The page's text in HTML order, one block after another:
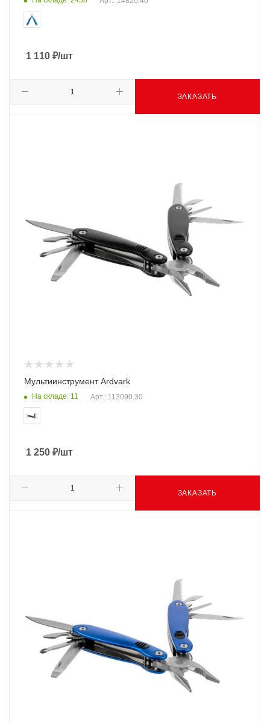
1 110 ₽/шт
ЗАКАЗАТЬ
Мультиинструмент Ardvark
На складе: 11 Арт.: 113090.30
1 250 ₽/шт
ЗАКАЗАТЬ